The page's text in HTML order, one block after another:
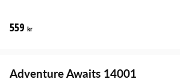
559 kr
Adventure Awaits 14001